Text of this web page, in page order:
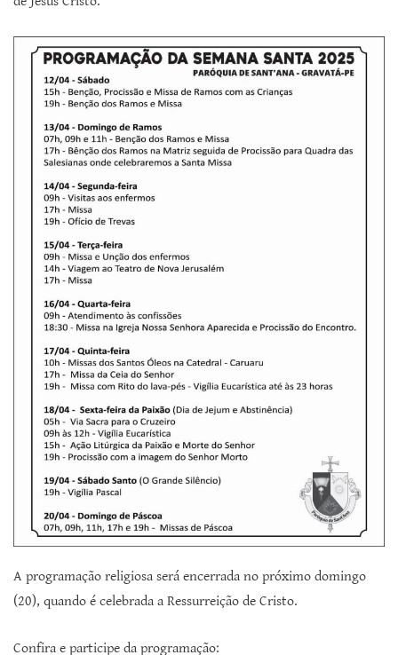
A programação religiosa será encerrada no próximo domingo
(20), quando é celebrada a Ressurreição de Cristo.
Confira e participe da programação: